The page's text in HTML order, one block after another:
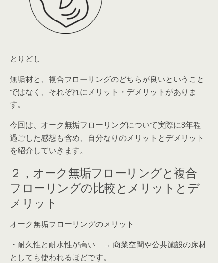
とりどし
無垢材と、複合フローリングのどちらが良いということ
ではなく、それぞれにメリット・デメリットがありま
す。
今回は、オーク無垢フローリングについて実際に8年程
過ごした感想も含め、自分なりのメリットとデメリット
を紹介していきます。
２，オーク無垢フローリングと複合
フローリングの比較とメリットとデ
メリット
オーク無垢フローリングのメリット
・ 耐久性と耐水性が高い → 商業空間や公共施設の床材
としても使われるほどです。